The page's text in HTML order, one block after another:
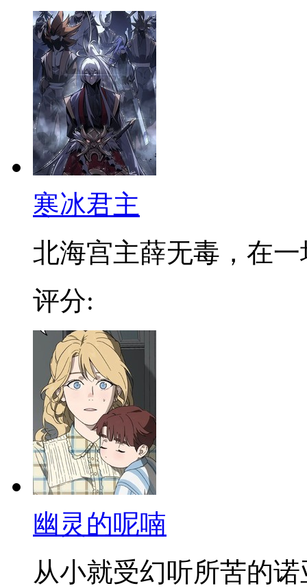
寒冰君主
北海宫主薛无毒，在一
评分:
幽灵的呢喃
从小就受幻听所苦的诺